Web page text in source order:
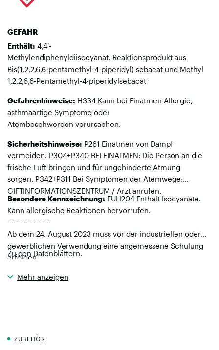
GEFAHR
Enthält: 4,4'-
Methylendiphenyldiisocyanat. Reaktionsprodukt aus
Bis(1,2,2,6,6-pentamethyl-4-piperidyl) sebacat und Methyl
1,2,2,6,6-Pentamethyl-4-piperidylsebacat
Gefahrenhinweise: H334 Kann bei Einatmen Allergie,
asthmaartige Symptome oder
Atembeschwerden verursachen.
Sicherheitshinweise: P261 Einatmen von Dampf
vermeiden. P304+P340 BEI EINATMEN: Die Person an die
frische Luft bringen und für ungehinderte Atmung
sorgen. P342+P311 Bei Symptomen der Atemwege:
GIFTINFORMATIONSZENTRUM / Arzt anrufen.
Besondere Kennzeichnung: EUH204 Enthält Isocyanate.
Kann allergische Reaktionen hervorrufen.
- - - - - - - - - -
Ab dem 24. August 2023 muss vor der industriellen oder
gewerblichen Verwendung eine angemessene Schulung
erfolgen.
EUH212 Achtung! Bei der Verwendung kann gefährlicher
Zu den Datenblättern.
Mehr anzeigen
ZUBEHÖR